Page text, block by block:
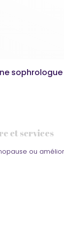
et services
ou